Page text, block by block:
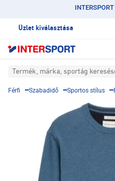
Üzlet kiválasztása
Termék, márka, sportág
Férfi Szabadidő Sportos stílus